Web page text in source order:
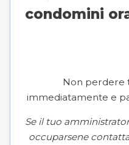
condomini
Non perdere
immediatamente e
Se il tuo
occuparsene